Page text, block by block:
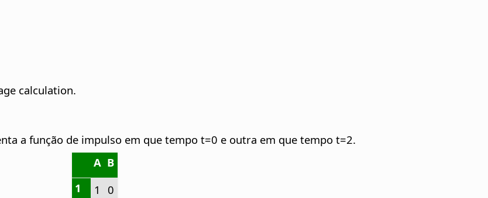
calculation.
a função de impulso em que tempo t=0 e outra em que tempo t=2.
A B
1
1
0